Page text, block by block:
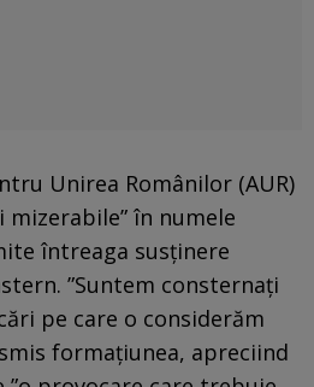
Unirea Românilor (AUR)
mizerabile” în numele
întreaga susţinere
”Suntem consternaţi
pe care o considerăm
formaţiunea, apreciind